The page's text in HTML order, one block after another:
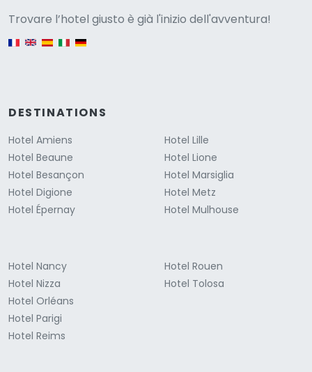
Trovare l’hotel giusto è già l'inizio dell'avventura!
English version
DESTINATIONS
Hotel Amiens
Hotel Beaune
Hotel Besançon
Hotel Digione
Hotel Épernay
Hotel Lille
Hotel Lione
Hotel Marsiglia
Hotel Metz
Hotel Mulhouse
Hotel Nancy
Hotel Nizza
Hotel Orléans
Hotel Parigi
Hotel Reims
Hotel Rouen
Hotel Tolosa